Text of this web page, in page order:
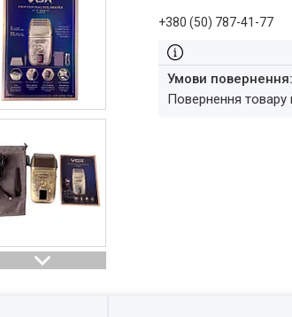
+380 (50) 787-41-77
повернення